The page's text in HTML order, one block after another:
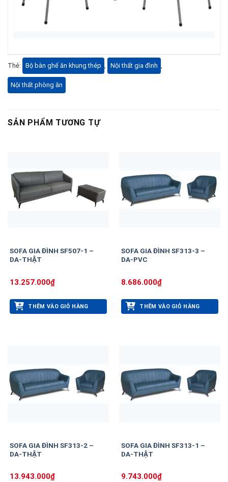
Thẻ: Bộ bàn ghế ăn khung thép Nội thất gia đình
Nội thất phòng ăn
SẢN PHẨM TƯƠNG TỰ
SOFA GIA ĐÌNH SF507-1 –
DA-THẬT
13.257.000₫
THÊM VÀO GIỎ HÀNG
SOFA GIA ĐÌNH SF313-3 –
DA-PVC
8.686.000₫
THÊM VÀO GIỎ HÀNG
SOFA GIA ĐÌNH SF313-2 –
DA-THẬT
13.943.000₫
SOFA GIA ĐÌNH SF313-1 –
DA-THẬT
9.743.000₫